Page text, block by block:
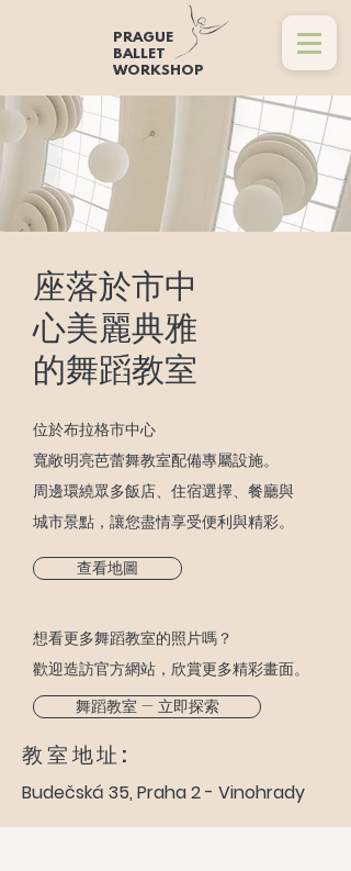
PRAGUE
BALLET
WORKSHOP
座落於市中
心美麗典雅
的舞蹈教室
位於布拉格市中心
寬敞明亮芭蕾舞教室配備專屬設施。
周邊環繞眾多飯店、住宿選擇、餐廳與
城市景點，讓您盡情享受便利與精彩。
查看地圖
想看更多舞蹈教室的照片嗎？
歡迎造訪官方網站，欣賞更多精彩畫面。
舞蹈教室 — 立即探索
教室地址:
Budečská 35, Praha 2 - Vinohrady